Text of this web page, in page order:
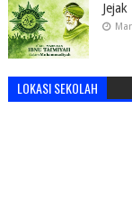
LOKASI SEKOLAH